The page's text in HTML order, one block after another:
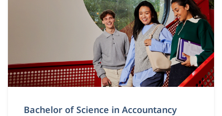
Bachelor of Science in Accountancy